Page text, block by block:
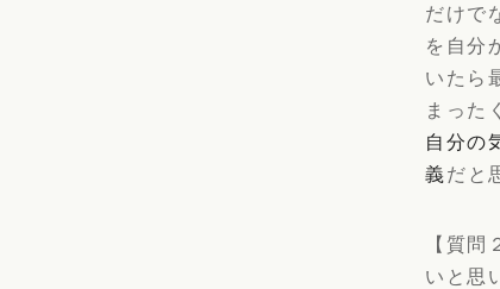
だけで
を自分
いたら
まった
自分の
義だと
【質
いと思